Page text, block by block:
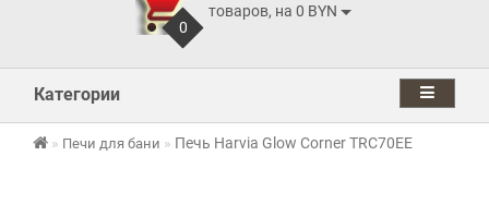
0
товаров, на 0 BYN
Категории
Печи для бани Печь Harvia Glow Corner TRC70EE